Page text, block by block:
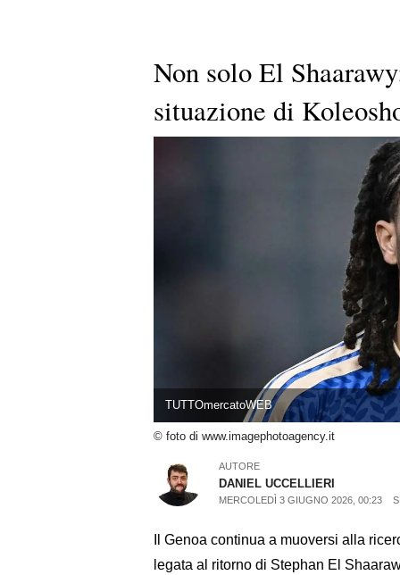
Non solo El
situazione di
TUTTOmercatoWEB
© foto di www.imagephotoagency.it
AUTORE
DANIEL UCCELLIERI
MERCOLEDÌ 3 GIUGNO 2026, 00:23
Il Genoa continua a muoversi alla
legata al ritorno di Stephan El